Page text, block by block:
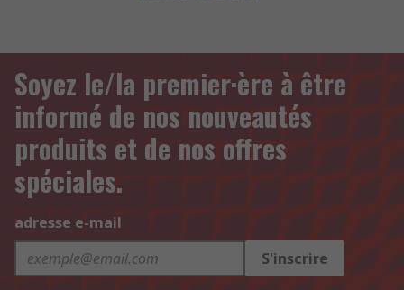
Soyez le/la premier·ère à être
informé de nos nouveautés
produits et de nos offres
spéciales.
adresse e-mail
S'inscrire